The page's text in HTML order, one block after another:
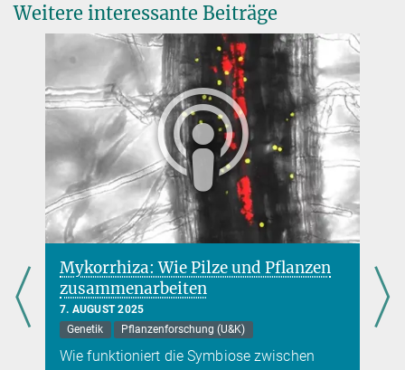
Weitere interessante Beiträge
Mykorrhiza: Wie Pilze und Pflanzen
zusammenarbeiten
7. AUGUST 2025
Genetik
Pflanzenforschung (U&K)
Wie funktioniert die Symbiose zwischen